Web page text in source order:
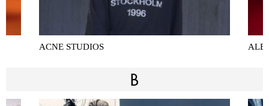
ACNE STUDIOS
B